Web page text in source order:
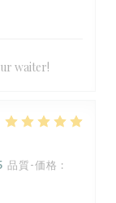
waiter!
品質-価格 :